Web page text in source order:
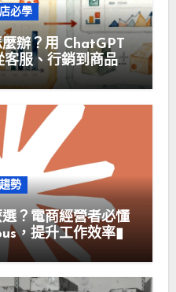
必學
麼辦？用 ChatGPT
服、行銷到商品管
勢
？電商經營者必懂
，提升工作效率▮